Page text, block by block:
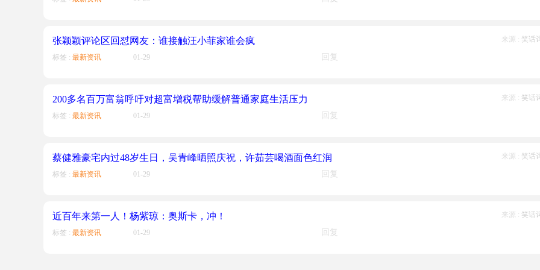
张颖颖评论区回怼网友：谁接触汪小菲家谁会疯
标签 : 最新资讯 01-29 回复
来源 : 笑话
200多名百万富翁呼吁对超富增税帮助缓解普通家庭生活压力
标签 : 最新资讯 01-29 回复
来源 : 笑话
蔡健雅豪宅内过48岁生日，吴青峰晒照庆祝，许茹芸喝酒面色红润
标签 : 最新资讯 01-29 回复
来源 : 笑话
近百年来第一人！杨紫琼：奥斯卡，冲！
标签 : 最新资讯 01-29 回复
来源 : 笑话